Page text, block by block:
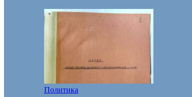
Политика